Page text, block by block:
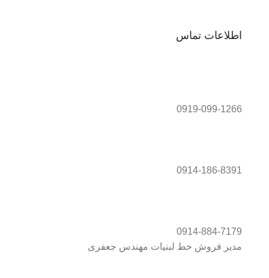
اطلاعات تماس
0919-099-1266
0914-186-8391
0914-884-7179
مدیر فروش خط لبنیات مهندس جعفری